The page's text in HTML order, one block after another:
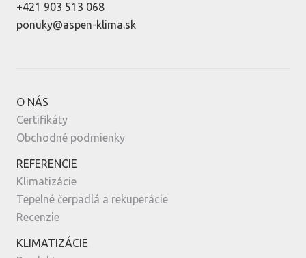
+421 903 513 068
ponuky@aspen-klima.sk
O NÁS
Certifikáty
Obchodné podmienky
REFERENCIE
Klimatizácie
Tepelné čerpadlá a rekuperácie
Recenzie
KLIMATIZÁCIE